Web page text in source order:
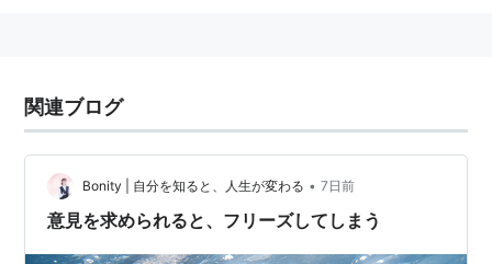
関連ブログ
Bonity | 自分を知ると、人生が変わる • 7日前
意見を求められると、フリーズしてしまう